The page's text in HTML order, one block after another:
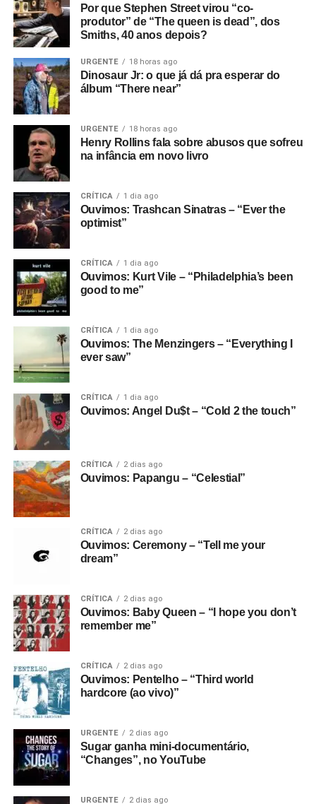
Por que Stephen Street virou “co-
produtor” de “The queen is dead”, dos
Smiths, 40 anos depois?
URGENTE 18 horas ago
Dinosaur Jr: o que já dá pra esperar do
álbum “There near”
URGENTE 18 horas ago
Henry Rollins fala sobre abusos que sofreu
na infância em novo livro
CRÍTICA 1 dia ago
Ouvimos: Trashcan Sinatras – “Ever the
optimist”
CRÍTICA 1 dia ago
Ouvimos: Kurt Vile – “Philadelphia’s been
good to me”
CRÍTICA 1 dia ago
Ouvimos: The Menzingers – “Everything I
ever saw”
CRÍTICA 1 dia ago
Ouvimos: Angel Du$t – “Cold 2 the touch”
CRÍTICA 2 dias ago
Ouvimos: Papangu – “Celestial”
CRÍTICA 2 dias ago
Ouvimos: Ceremony – “Tell me your
dream”
CRÍTICA 2 dias ago
Ouvimos: Baby Queen – “I hope you don’t
remember me”
CRÍTICA 2 dias ago
Ouvimos: Pentelho – “Third world
hardcore (ao vivo)”
URGENTE 2 dias ago
Sugar ganha mini-documentário,
“Changes”, no YouTube
URGENTE 2 dias ago